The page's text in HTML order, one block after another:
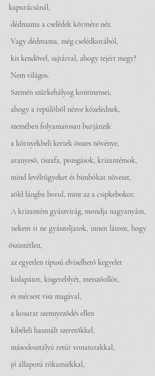
kapurácsánál,
dédmama a cselédek körmére néz.
Vagy dédmama, még cselédkorából,
kis kendővel, sajtárral, ahogy tejért megy?
Nem világos.
Szemén szürkehályog kontinensei,
ahogy a repülőből nézve közelednek,
szemében folyamatosan burjánzik
a környékbeli kertek összes növénye,
aranyeső, tiszafa, pozsgások, krizantémok,
mind levélrügyeket és bimbókat növeszt,
zöld lángba borul, mint az a csipkebokor.
A krizantém gyászvirág, mondja nagyanyám,
őszintétlen,
az egyetlen típusú elviselhető kegyelet
kislapátot, kisgereblyét, metszőollót,
és mécsest visz magával,
a kosarat szennyeződés ellen
kibéleli használt szeretőkkel,
másodosztályú retúr vonatutakkal,
jó állapotú rökamiékkal,